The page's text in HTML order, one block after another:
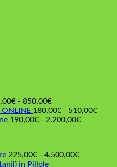
€ - 850,00€Fascia
di
prezzo:
850,00€
ONLINE 180,00€ - 510,00€Fascia
190,00€ - 2.200,00€Fascia
225,00€ - 4.500,00€Fascia
in Pillole